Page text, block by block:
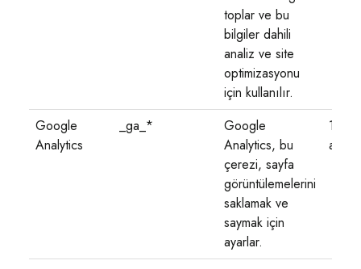
toplar ve bu
bilgiler dahili
analiz ve site
optimizasyonu
için kullanılır.
Google
Analytics
_ga_*
Google
Analytics, bu
çerezi, sayfa
görüntülemelerini
saklamak ve
saymak için
ayarlar.
1 yıl 1
ay